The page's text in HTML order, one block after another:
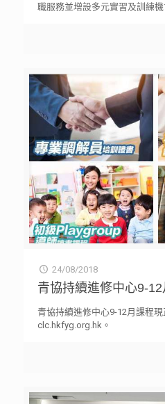
職服務並增設多元實習及訓練
24/08/2018
青協持續進修中心9-
青協持續進修中心9-12月課程
clc.hkfyg.org.hk。